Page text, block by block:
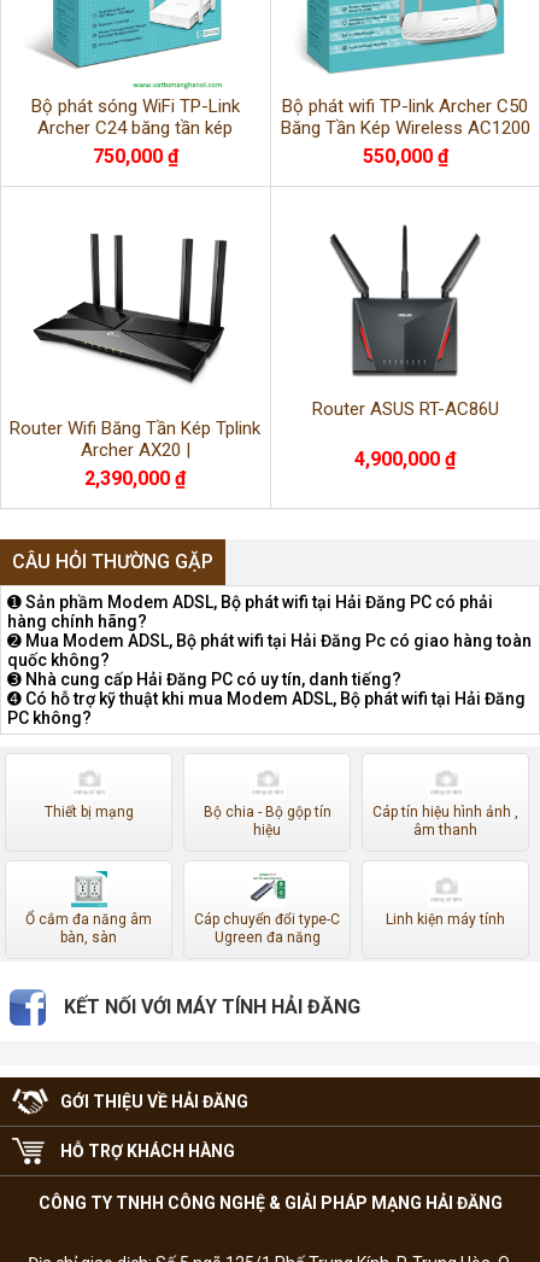
Bộ phát sóng WiFi TP-Link
Archer C24 băng tần kép
750,000 ₫
Bộ phát wifi TP-link Archer C50
Băng Tần Kép Wireless AC1200
550,000 ₫
Router Wifi Băng Tần Kép Tplink
Archer AX20 |
2,390,000 ₫
Router ASUS RT-AC86U
4,900,000 ₫
CÂU HỎI THƯỜNG GẶP
➊ Sản phầm Modem ADSL, Bộ phát wifi tại Hải Đăng PC có phải
hàng chính hãng?
➋ Mua Modem ADSL, Bộ phát wifi tại Hải Đăng Pc có giao hàng toàn
quốc không?
➌ Nhà cung cấp Hải Đăng PC có uy tín, danh tiếng?
➍ Có hỗ trợ kỹ thuật khi mua Modem ADSL, Bộ phát wifi tại Hải Đăng
PC không?
Thiết bị mạng
Bộ chia - Bộ gộp tín
hiệu
Cáp tín hiệu hình ảnh ,
âm thanh
Ổ cắm đa năng âm
bàn, sàn
Cáp chuyển đổi type-C
Ugreen đa năng
Linh kiện máy tính
KẾT NỐI VỚI MÁY TÍNH HẢI ĐĂNG
GỚI THIỆU VỀ HẢI ĐĂNG
HỖ TRỢ KHÁCH HÀNG
CÔNG TY TNHH CÔNG NGHỆ & GIẢI PHÁP MẠNG HẢI ĐĂNG